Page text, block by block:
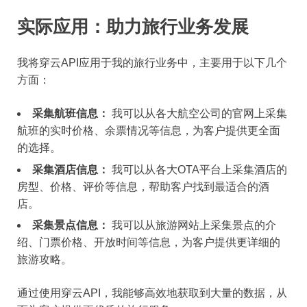
实际应用：助力旅行业务发展
我将穿云API应用于我的旅行业务中，主要用于以下几个
方面：
采集航班信息： 我可以从各大航空公司的官网上采集
航班的实时价格、余票情况等信息，为客户提供更全面
的选择。
采集酒店信息： 我可以从各大OTA平台上采集酒店的
房型、价格、评价等信息，帮助客户找到最适合的酒
店。
采集景点信息： 我可以从旅游网站上采集景点的介
绍、门票价格、开放时间等信息，为客户提供更详细的
旅游攻略。
通过使用穿云API，我能够高效地获取到大量的数据，从